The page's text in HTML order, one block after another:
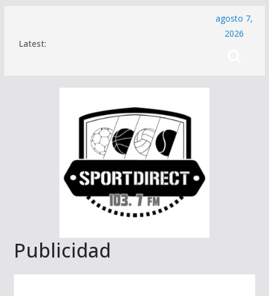
contenido
Latest:
agosto 7,
2026
Publicidad